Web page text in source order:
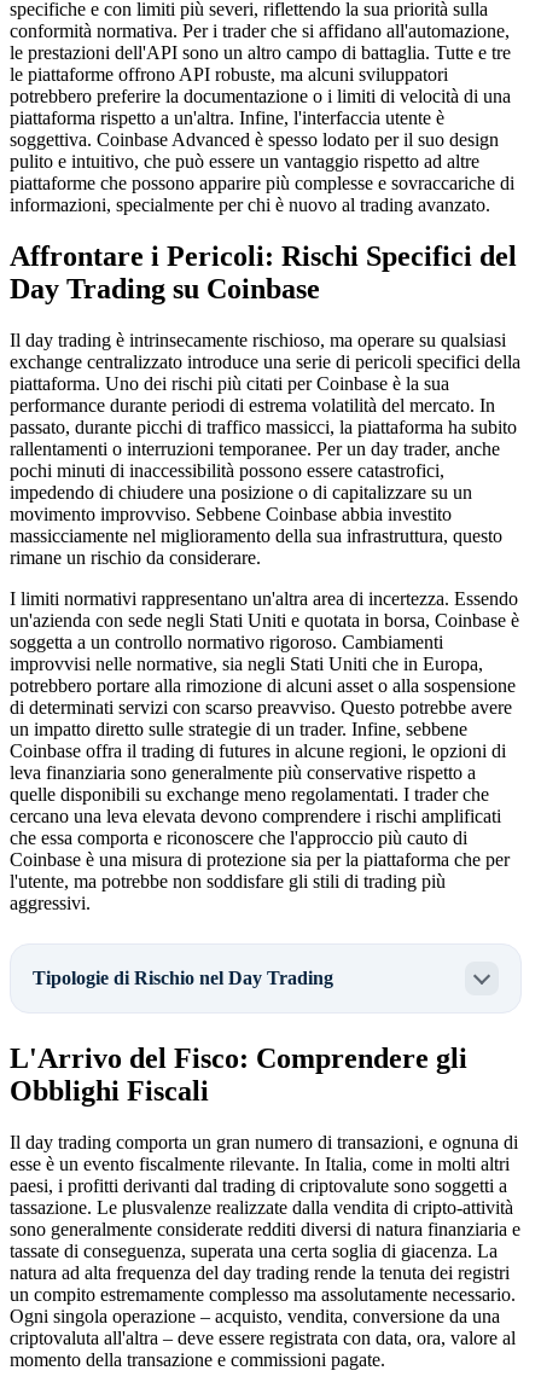
specifiche e con limiti più severi, riflettendo la sua priorità sulla
conformità normativa. Per i trader che si affidano all'automazione,
le prestazioni dell'API sono un altro campo di battaglia. Tutte e tre
le piattaforme offrono API robuste, ma alcuni sviluppatori
potrebbero preferire la documentazione o i limiti di velocità di una
piattaforma rispetto a un'altra. Infine, l'interfaccia utente è
soggettiva. Coinbase Advanced è spesso lodato per il suo design
pulito e intuitivo, che può essere un vantaggio rispetto ad altre
piattaforme che possono apparire più complesse e sovraccariche di
informazioni, specialmente per chi è nuovo al trading avanzato.
Affrontare i Pericoli: Rischi Specifici del
Day Trading su Coinbase
Il day trading è intrinsecamente rischioso, ma operare su qualsiasi
exchange centralizzato introduce una serie di pericoli specifici della
piattaforma. Uno dei rischi più citati per Coinbase è la sua
performance durante periodi di estrema volatilità del mercato. In
passato, durante picchi di traffico massicci, la piattaforma ha subito
rallentamenti o interruzioni temporanee. Per un day trader, anche
pochi minuti di inaccessibilità possono essere catastrofici,
impedendo di chiudere una posizione o di capitalizzare su un
movimento improvviso. Sebbene Coinbase abbia investito
massicciamente nel miglioramento della sua infrastruttura, questo
rimane un rischio da considerare.
I limiti normativi rappresentano un'altra area di incertezza. Essendo
un'azienda con sede negli Stati Uniti e quotata in borsa, Coinbase è
soggetta a un controllo normativo rigoroso. Cambiamenti
improvvisi nelle normative, sia negli Stati Uniti che in Europa,
potrebbero portare alla rimozione di alcuni asset o alla sospensione
di determinati servizi con scarso preavviso. Questo potrebbe avere
un impatto diretto sulle strategie di un trader. Infine, sebbene
Coinbase offra il trading di futures in alcune regioni, le opzioni di
leva finanziaria sono generalmente più conservative rispetto a
quelle disponibili su exchange meno regolamentati. I trader che
cercano una leva elevata devono comprendere i rischi amplificati
che essa comporta e riconoscere che l'approccio più cauto di
Coinbase è una misura di protezione sia per la piattaforma che per
l'utente, ma potrebbe non soddisfare gli stili di trading più
aggressivi.
Tipologie di Rischio nel Day Trading
L'Arrivo del Fisco: Comprendere gli
Obblighi Fiscali
Il day trading comporta un gran numero di transazioni, e ognuna di
esse è un evento fiscalmente rilevante. In Italia, come in molti altri
paesi, i profitti derivanti dal trading di criptovalute sono soggetti a
tassazione. Le plusvalenze realizzate dalla vendita di cripto-attività
sono generalmente considerate redditi diversi di natura finanziaria e
tassate di conseguenza, superata una certa soglia di giacenza. La
natura ad alta frequenza del day trading rende la tenuta dei registri
un compito estremamente complesso ma assolutamente necessario.
Ogni singola operazione – acquisto, vendita, conversione da una
criptovaluta all'altra – deve essere registrata con data, ora, valore al
momento della transazione e commissioni pagate.